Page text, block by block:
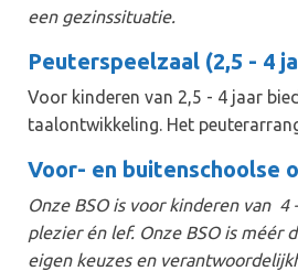
een gezinssituatie.
Peuterspeelzaal (2,5 - 4
Voor kinderen van 2,5 - 4 jaar
taalontwikkeling. Het
Voor- en buitenschoolse
Onze BSO is voor kinderen van
plezier én lef. Onze BSO is méér
eigen keuzes en